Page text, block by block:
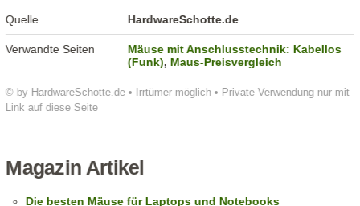
© by HardwareSchotte.de • Irrtümer möglich • Private Verwendung nur mit
Link auf diese Seite
Quelle HardwareSchotte.de
Verwandte Seiten
Mäuse mit Anschlusstechnik: Kabellos
(Funk),Maus-Preisvergleich
Magazin Artikel
Die besten Mäuse für Laptops und Notebooks